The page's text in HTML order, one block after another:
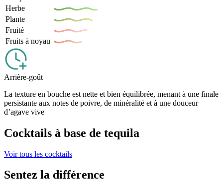
Herbe
Plante
Fruité
Fruits à noyau
Arrière-goût
La texture en bouche est nette et bien équilibrée, menant à une finale
persistante aux notes de poivre, de minéralité et à une douceur
d’agave vive
Cocktails à base de tequila
Voir tous les cocktails
Sentez la différence